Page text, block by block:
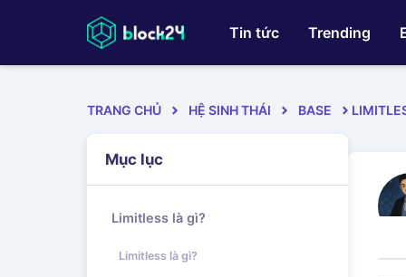
Tin tức Trending
TRANG CHỦ HỆ SINH THÁI BASE
Mục lục
Limitless là gì?
Limitless là gì?